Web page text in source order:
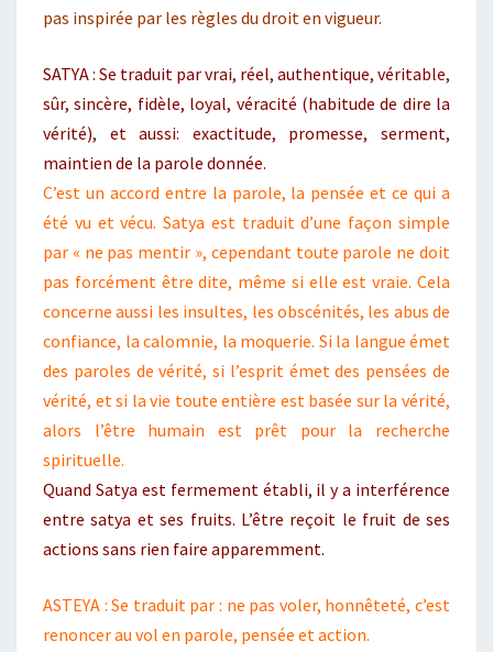
pas inspirée par les règles du droit en vigueur.
SATYA : Se traduit par vrai, réel, authentique, véritable,
sûr, sincère, fidèle, loyal, véracité (habitude de dire la
vérité), et aussi: exactitude, promesse, serment,
maintien de la parole donnée.
C’est un accord entre la parole, la pensée et ce qui a
été vu et vécu. Satya est traduit d’une façon simple
par « ne pas mentir », cependant toute parole ne doit
pas forcément être dite, même si elle est vraie. Cela
concerne aussi les insultes, les obscénités, les abus de
confiance, la calomnie, la moquerie. Si la langue émet
des paroles de vérité, si l’esprit émet des pensées de
vérité, et si la vie toute entière est basée sur la vérité,
alors l’être humain est prêt pour la recherche
spirituelle.
Quand Satya est fermement établi, il y a interférence
entre satya et ses fruits. L’être reçoit le fruit de ses
actions sans rien faire apparemment.
ASTEYA : Se traduit par : ne pas voler, honnêteté, c’est
renoncer au vol en parole, pensée et action.